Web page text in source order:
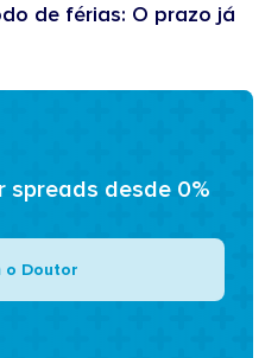
de férias: O prazo já
spreads desde 0%
o Doutor